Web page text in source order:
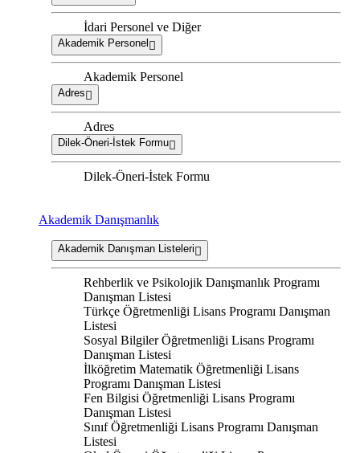
İdari Personel ve Diğer
Akademik Personel
Akademik Personel
Adres
Adres
Dilek-Öneri-İstek Formu
Dilek-Öneri-İstek Formu
Akademik Danışmanlık
Akademik Danışman Listeleri
Rehberlik ve Psikolojik Danışmanlık Programı
Danışman Listesi
Türkçe Öğretmenliği Lisans Programı Danışman
Listesi
Sosyal Bilgiler Öğretmenliği Lisans Programı
Danışman Listesi
İlköğretim Matematik Öğretmenliği Lisans
Programı Danışman Listesi
Fen Bilgisi Öğretmenliği Lisans Programı
Danışman Listesi
Sınıf Öğretmenliği Lisans Programı Danışman
Listesi